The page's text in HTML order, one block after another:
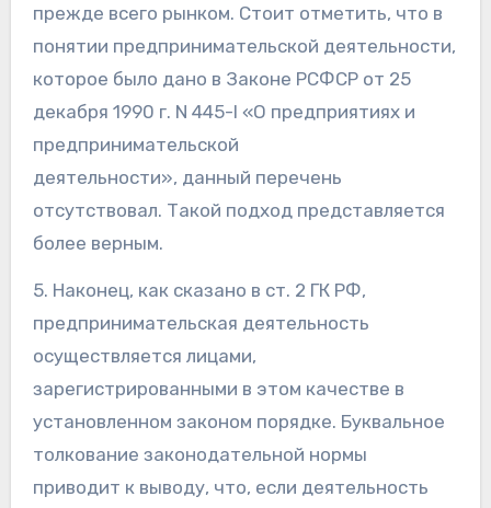
прежде всего рынком. Стоит отметить, что в
понятии предпринимательской деятельности,
которое было дано в Законе РСФСР от 25
декабря 1990 г. N 445-I «О предприятиях и
предпринимательской
деятельности», данный перечень
отсутствовал. Такой подход представляется
более верным.
5. Наконец, как сказано в ст. 2 ГК РФ,
предпринимательская деятельность
осуществляется лицами,
зарегистрированными в этом качестве в
установленном законом порядке. Буквальное
толкование законодательной нормы
приводит к выводу, что, если деятельность